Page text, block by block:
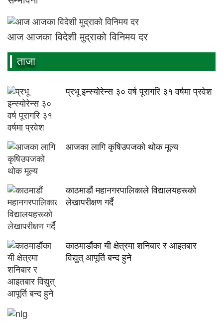
आज आजका विदेशी मुद्राको विनिमय दर
ताजा
प्रभू इन्स्योरेन्स ३० वर्ष पूरागरि ३१ वर्षमा प्रवेश
आजका लागि कृषिउपजको थोक मूल्य
काठमाडौं महानगरपालिकाले विद्यालयहरूको
लेखापरीक्षण गर्दै
काठमाडौंका यी क्षेत्रमा शनिबार र आइतबार
विद्युत् आपूर्ति बन्द हुने